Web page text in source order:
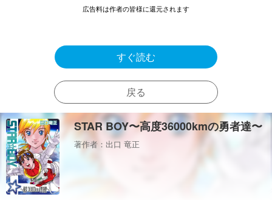
広告料は作者の皆様に還元されます
すぐ読む
戻る
STAR BOY〜高度36000kmの勇者達〜
著作者：出口 竜正